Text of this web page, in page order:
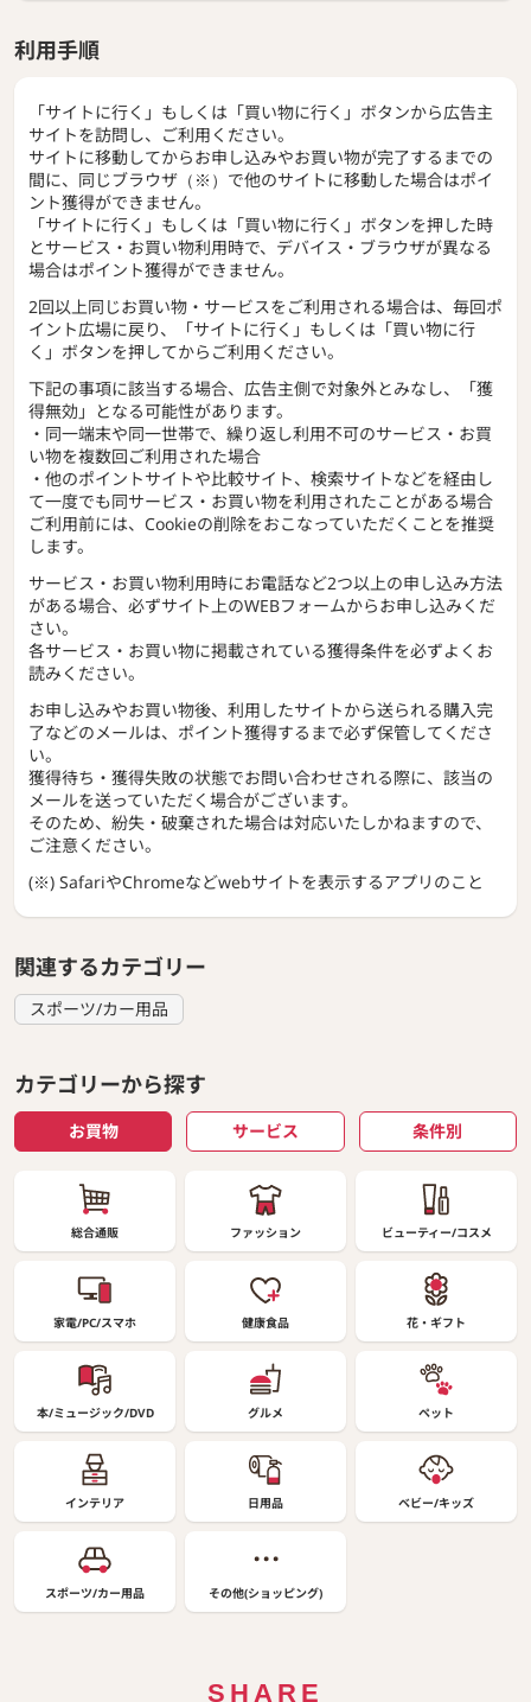
利用手順
「サイトに行く」もしくは「買い物に行く」ボタンから広告主
サイトを訪問し、ご利用ください。
サイトに移動してからお申し込みやお買い物が完了するまでの
間に、同じブラウザ（※）で他のサイトに移動した場合はポイ
ント獲得ができません。
「サイトに行く」もしくは「買い物に行く」ボタンを押した時
とサービス・お買い物利用時で、デバイス・ブラウザが異なる
場合はポイント獲得ができません。
2回以上同じお買い物・サービスをご利用される場合は、毎回ポ
イント広場に戻り、「サイトに行く」もしくは「買い物に行
く」ボタンを押してからご利用ください。
下記の事項に該当する場合、広告主側で対象外とみなし、「獲
得無効」となる可能性があります。
・同一端末や同一世帯で、繰り返し利用不可のサービス・お買
い物を複数回ご利用された場合
・他のポイントサイトや比較サイト、検索サイトなどを経由し
て一度でも同サービス・お買い物を利用されたことがある場合
ご利用前には、Cookieの削除をおこなっていただくことを推奨
します。
サービス・お買い物利用時にお電話など2つ以上の申し込み方法
がある場合、必ずサイト上のWEBフォームからお申し込みくだ
さい。
各サービス・お買い物に掲載されている獲得条件を必ずよくお
読みください。
お申し込みやお買い物後、利用したサイトから送られる購入完
了などのメールは、ポイント獲得するまで必ず保管してくださ
い。
獲得待ち・獲得失敗の状態でお問い合わせされる際に、該当の
メールを送っていただく場合がございます。
そのため、紛失・破棄された場合は対応いたしかねますので、
ご注意ください。
(※) SafariやChromeなどwebサイトを表示するアプリのこと
関連するカテゴリー
スポーツ/カー用品
カテゴリーから探す
お買物 サービス 条件別
総合通販 ファッション ビューティー/コスメ
家電/PC/スマホ 健康食品 花・ギフト
本/ミュージック/DVD グルメ ペット
インテリア 日用品 ベビー/キッズ
スポーツ/カー用品 その他(ショッピング)
SHARE